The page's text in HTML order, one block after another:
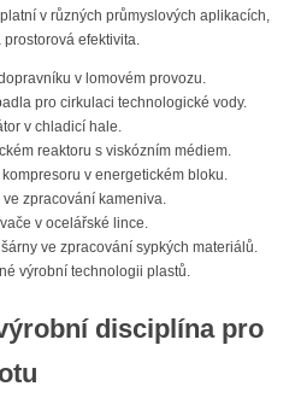
v různých průmyslových aplikacích,
efektivita.
v lomovém provozu.
pro cirkulaci technologické vody.
v chladicí hale.
reaktoru s viskózním médiem.
v energetickém bloku.
zpracování kameniva.
v ocelářské lince.
ve zpracování sypkých materiálů.
výrobní technologii plastů.
disciplína pro